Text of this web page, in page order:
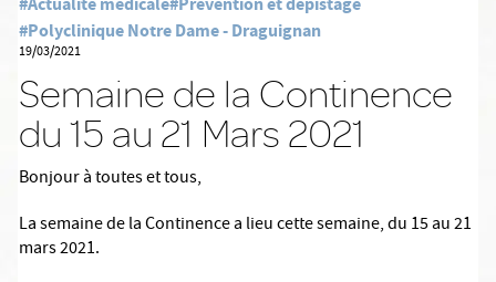
#Polyclinique Notre Dame - Draguignan
19/03/2021
Semaine de la Continence
du 15 au 21 Mars 2021
Bonjour à toutes et tous,
La semaine de la Continence a lieu cette semaine, du 15 au 21
mars 2021.